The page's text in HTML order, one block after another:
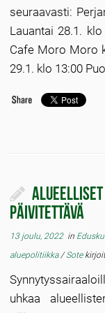
seuraavasti:
Lauantai 28.1.
Cafe Moro Moro
29.1. klo 13:00
Alueelliset
päivitettävä
13 joulu, 2022in
aluepolitiikka/Sote
uhkaa